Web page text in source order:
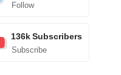
Follow
136k Subscribers
Subscribe